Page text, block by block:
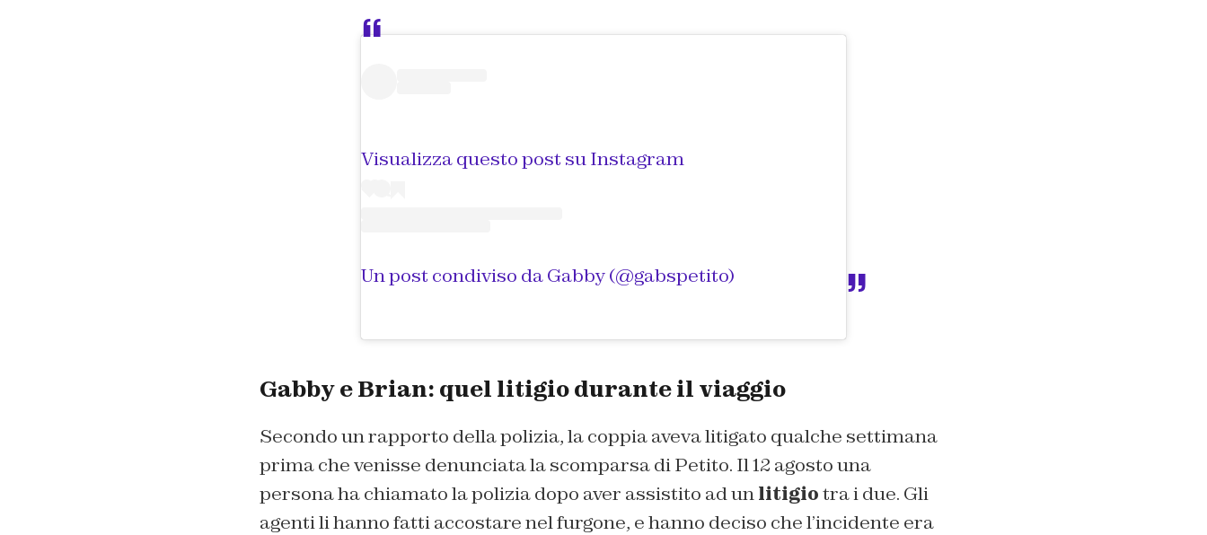
Visualizza questo post su Instagram
Un post condiviso da Gabby (@gabspetito)
Gabby e Brian: quel litigio durante il viaggio
Secondo un rapporto della polizia, la coppia aveva litigato qualche settimana
prima che venisse denunciata la scomparsa di Petito. Il 12 agosto una
persona ha chiamato la polizia dopo aver assistito ad unlitigiotra i due. Gli
agenti li hanno fatti accostare nel furgone, e hanno deciso che l’incidente era